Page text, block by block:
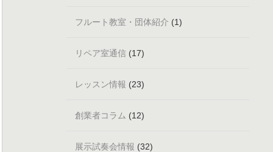
フルート教室・団体紹介 (1)
リペア室通信(17)
レッスン情報 (23)
創業者コラム (12)
展示試奏会情報 (32)